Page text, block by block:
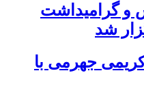
و گرامیداشت
شد
جهرمی با